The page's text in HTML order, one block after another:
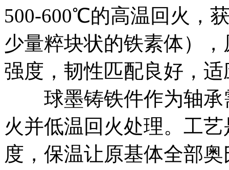
500-600℃的高温回火，
少量粹块状的铁素体）
强度，韧性匹配良好，
球墨铸铁件作为轴承
火并低温回火处理。工
度，保温让原基体全部